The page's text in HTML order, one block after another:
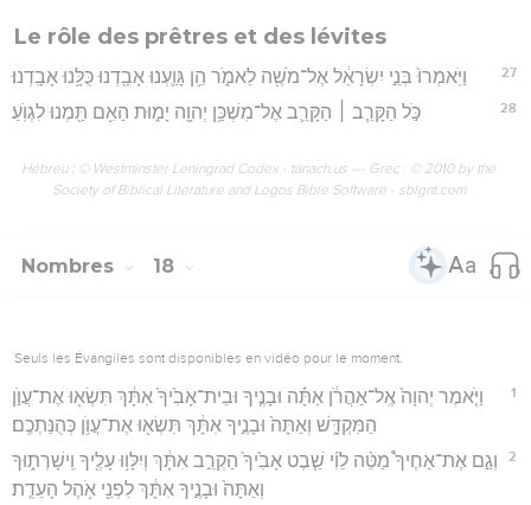
Le rôle des prêtres et des lévites
27 וַיֹּֽאמְרוּ֙ בְּנֵ֣י יִשְׂרָאֵ֔ל אֶל־מֹשֶׁ֖ה לֵאמֹ֑ר הֵ֥ן גָּוַ֛עְנוּ אָבַ֖דְנוּ כֻּלָּ֥נוּ אָבָֽדְנוּ׃
28 כֹּ֣ל הַקָּרֵ֧ב ׀ הַקָּרֵ֛ב אֶל־מִשְׁכַּ֥ן יְהוָ֖ה יָמ֑וּת הַאִ֥ם תַּ֖מְנוּ לִגְוֺֽעַ׃
Hébreu : © Westminster Leningrad Codex - tanach.us --- Grec : © 2010 by the
Society of Biblical Literature and Logos Bible Software - sblgnt.com
Nombres 18
Seuls les Évangiles sont disponibles en vidéo pour le moment.
1
וַיֹּ֤אמֶר יְהוָה֙ אֶֽל־אַהֲרֹ֔ן אַתָּ֗ה וּבָנֶ֤יךָ וּבֵית־אָבִ֙יךָ֙ אִתָּ֔ךְ תִּשְׂא֖וּ אֶת־עֲוֺ֣ן
הַמִּקְדָּ֑שׁ וְאַתָּה֙ וּבָנֶ֣יךָ אִתָּ֔ךְ תִּשְׂא֖וּ אֶת־עֲוֺ֥ן כְּהֻנַּתְכֶֽם׃
2
וְגַ֣ם אֶת־אַחֶיךָ֩ מַטֵּ֨ה לֵוִ֜י שֵׁ֤בֶט אָבִ֙יךָ֙ הַקְרֵ֣ב אִתָּ֔ךְ וְיִלָּו֥וּ עָלֶ֖יךָ וִֽישָׁרְת֑וּךָ
וְאַתָּה֙ וּבָנֶ֣יךָ אִתָּ֔ךְ לִפְנֵ֖י אֹ֥הֶל הָעֵדֻֽת׃